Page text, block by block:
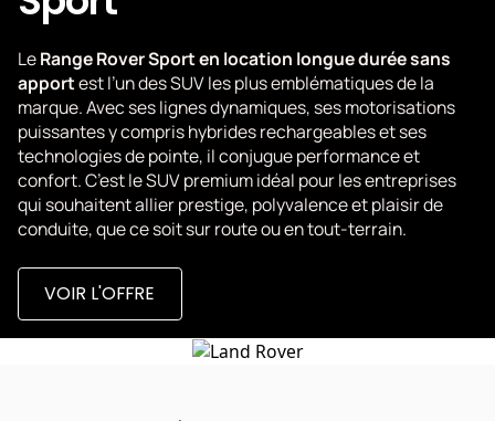
LeRange Rover Sport en location longue durée sans
apportest l’un des SUV les plus emblématiques de la
marque. Avec ses lignes dynamiques, ses motorisations
puissantes y compris hybrides rechargeables et ses
technologies de pointe, il conjugue performance et
confort. C’est le SUV premium idéal pour les entreprises
qui souhaitent allier prestige, polyvalence et plaisir de
conduite, que ce soit sur route ou en tout-terrain.
VOIR L'OFFRE